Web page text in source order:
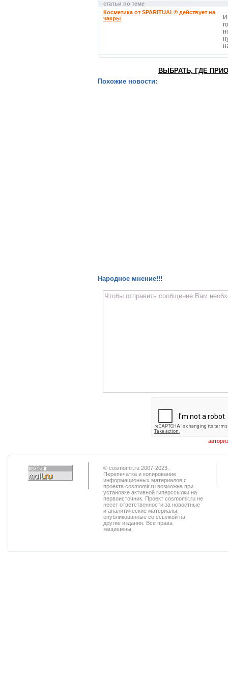
статьи по теме
Косметика от SPARITUAL® действует на
чакры
ВЫБРАТЬ, ГДЕ
Похожие новости:
Народное мнение!!!
© cosmomir.ru 2007-2023.
Перепечатка и копирование
информационных материалов с
проекта cosmomir.ru возможна при
установке активной гиперссылки на
первоисточник. Проект cosmomir.ru не
несет ответственности за новостные
и аналитические материалы,
опубликованные со ссылкой на
другие издания. Все права
защищены.